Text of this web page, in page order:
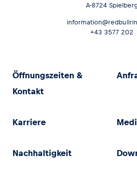
A-8724
+43 3577 202
Öffnungszeiten &
Kontakt
Karriere
Nachhaltigkeit